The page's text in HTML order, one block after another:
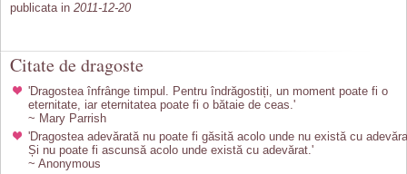
publicata in 2011-12-20
Citate de dragoste
'Dragostea înfrânge timpul. Pentru îndrăgostiți, un moment poate fi o
eternitate, iar eternitatea poate fi o bătaie de ceas.'
~ Mary Parrish
'Dragostea adevărată nu poate fi găsită acolo unde nu există cu
Și nu poate fi ascunsă acolo unde există cu adevărat.'
~ Anonymous